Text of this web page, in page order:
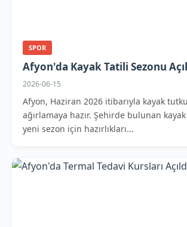
SPOR
Afyon'da Kayak Tatili Sezonu
2026-06-15
Afyon, Haziran 2026 itibarıyla kayak
ağırlamaya hazır. Şehirde bulunan
yeni sezon için hazırlıkları...